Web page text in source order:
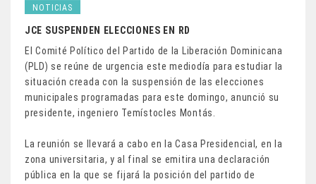
NOTICIAS
JCE SUSPENDEN ELECCIONES EN RD
El Comité Político del Partido de la Liberación Dominicana
(PLD) se reúne de urgencia este mediodía para estudiar la
situación creada con la suspensión de las elecciones
municipales programadas para este domingo, anunció su
presidente, ingeniero Temístocles Montás.
La reunión se llevará a cabo en la Casa Presidencial, en la
zona universitaria, y al final se emitira una declaración
pública en la que se fijará la posición del partido de